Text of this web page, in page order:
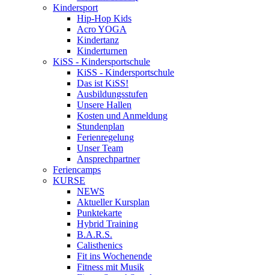
Kindersport
Hip-Hop Kids
Acro YOGA
Kindertanz
Kinderturnen
KiSS - Kindersportschule
KiSS - Kindersportschule
Das ist KiSS!
Ausbildungsstufen
Unsere Hallen
Kosten und Anmeldung
Stundenplan
Ferienregelung
Unser Team
Ansprechpartner
Feriencamps
KURSE
NEWS
Aktueller Kursplan
Punktekarte
Hybrid Training
B.A.R.S.
Calisthenics
Fit ins Wochenende
Fitness mit Musik